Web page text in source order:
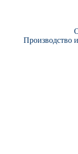
Производство